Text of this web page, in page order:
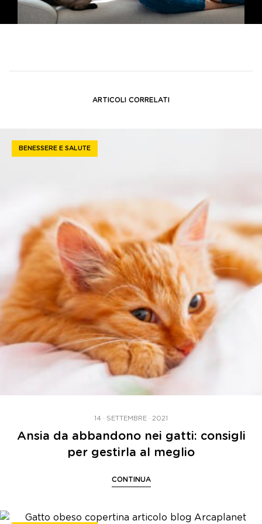
ARTICOLI CORRELATI
BENESSERE E SALUTE
14 · SETTEMBRE · 2021
Ansia da abbandono nei gatti: consigli
per gestirla al meglio
CONTINUA